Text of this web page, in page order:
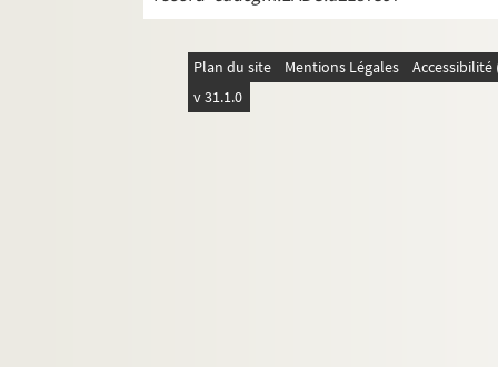
Plan du site Mentions Légales
v 31.1.0